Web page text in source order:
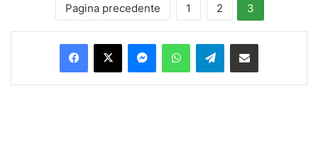
Pagina precedente 1 2 3
Facebook
X MessengerWhatsAppTelegramCondividi via Email